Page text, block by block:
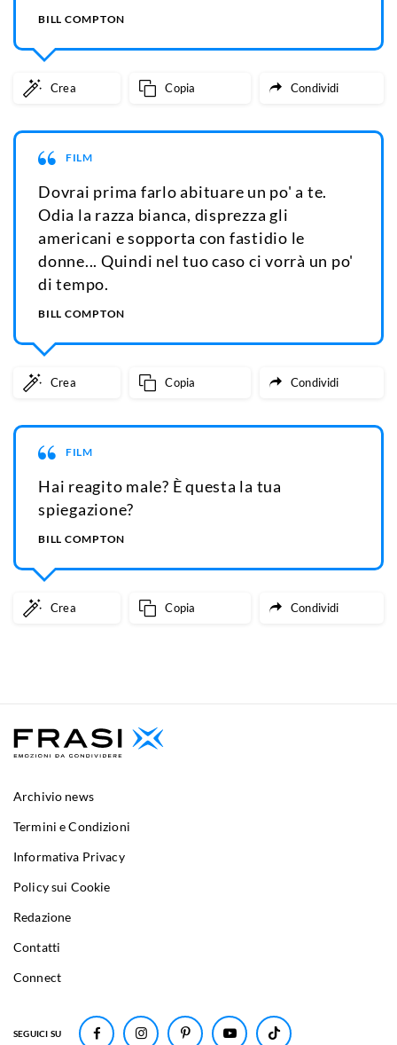
BILL COMPTON
Crea Copia Condividi
FILM
Dovrai prima farlo abituare un po' a te.
Odia la razza bianca, disprezza gli
americani e sopporta con fastidio le
donne... Quindi nel tuo caso ci vorrà un po'
di tempo.
BILL COMPTON
Crea Copia Condividi
FILM
Hai reagito male? È questa la tua
spiegazione?
BILL COMPTON
Crea Copia Condividi
SEGUICI SU
Archivio news
Termini e Condizioni
Informativa Privacy
Policy sui Cookie
Redazione
Contatti
Connect